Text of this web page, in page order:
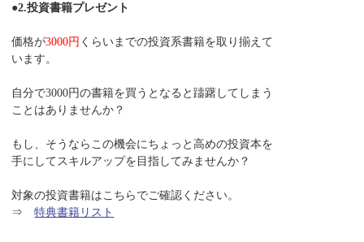
●2.投資書籍プレゼント
価格が3000円 くらいまでの投資系書籍を取り揃えて
います。
自分で3000円の書籍を買うとなると躊躇してしまう
ことはありませんか？
もし、そうならこの機会にちょっと高めの投資本を
手にしてスキルアップを目指してみませんか？
対象の投資書籍はこちらでご確認ください。
⇒特典書籍リスト